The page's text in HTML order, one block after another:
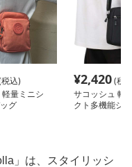
込)
量ミニシ
グ
¥2,420(税
サコッシュ 軽
クト多機能シ
」は、スタイリッシ